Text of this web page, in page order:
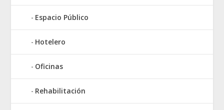
Espacio Público
Hotelero
Oficinas
Rehabilitación